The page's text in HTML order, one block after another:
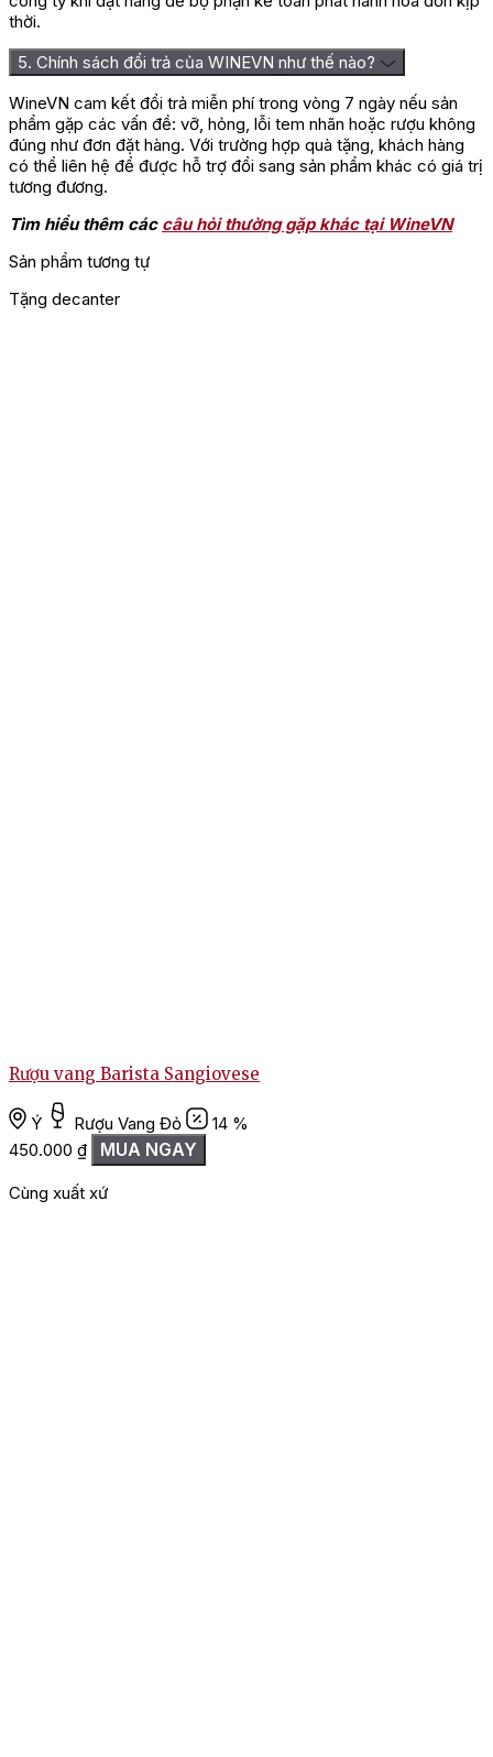
Moulin Pontet Bordeaux.
Đánh giá
Hãy là người đầu tiên nhận xét “Rượu Vang Pháp Chateau Clos
Moulin Pontet Bordeaux”
Bạn phảiđăng nhập để gửi đánh giá.
thời.
5. Chính sách đổi trả của WINEVN như thế nào?
WineVN cam kết đổi trả miễn phí trong vòng 7 ngày nếu sản
phẩm gặp các vấn đề: vỡ, hỏng, lỗi tem nhãn hoặc rượu không
đúng như đơn đặt hàng. Với trường hợp quà tặng, khách hàng
có thể liên hệ để được hỗ trợ đổi sang sản phẩm khác có giá trị
tương đương.
Tìm hiểu thêm các câu hỏi thường gặp khác tại WineVN
Sản phẩm tương tự
Tặng decanter
Rượu vang Barista Sangiovese
Ý Rượu Vang Đỏ
14 %
450.000 ₫ MUA NGAY
Cùng xuất xứ